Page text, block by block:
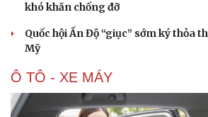
Tư vấn
Săn Tour
check-in
Câu
Hạt
khó khăn chống đỡ
Quốc hội Ấn Độ “giục” sớm ký thỏa
Mỹ
Ô TÔ - XE MÁY